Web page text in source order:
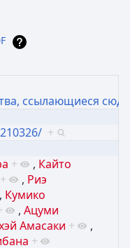
ссылающиеся сюда
+
+ , Кайто
+ , Риэ
, Кумико
, Ацуми
Амасаки +
,
+